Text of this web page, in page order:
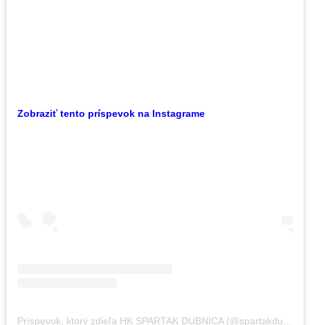
Zobraziť tento príspevok na Instagrame